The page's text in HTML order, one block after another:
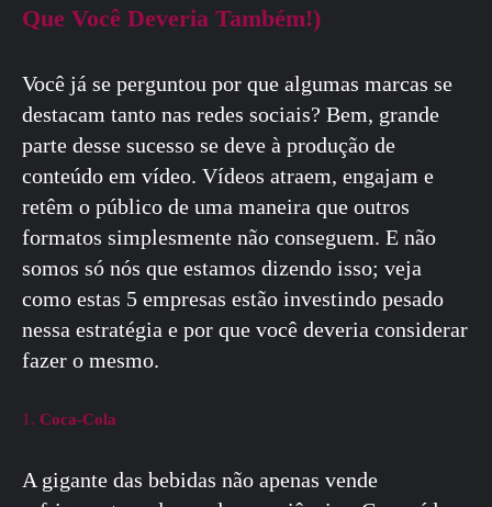
Que Você Deveria Também!)
Você já se perguntou por que algumas marcas se
destacam tanto nas redes sociais? Bem, grande
parte desse sucesso se deve à produção de
conteúdo em vídeo. Vídeos atraem, engajam e
retêm o público de uma maneira que outros
formatos simplesmente não conseguem. E não
somos só nós que estamos dizendo isso; veja
como estas 5 empresas estão investindo pesado
nessa estratégia e por que você deveria considerar
fazer o mesmo.
1. Coca-Cola
A gigante das bebidas não apenas vende